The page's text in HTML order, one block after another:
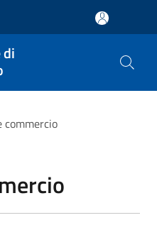
di
commercio